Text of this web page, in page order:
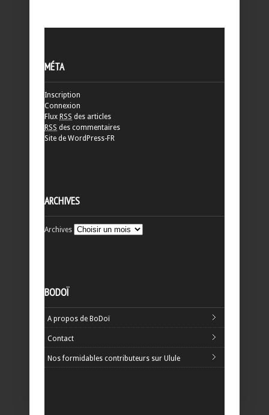
MÉTA
Inscription
Connexion
Flux RSS des articles
RSS des commentaires
Site de WordPress-FR
ARCHIVES
Archives
BODOÏ
A propos de BoDoï
Contact
Nos formidables contributeurs sur Ulule